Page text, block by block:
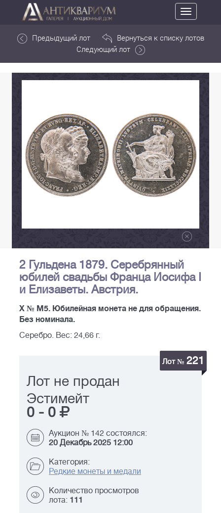
Toggle
navigation
Предыдущий лот
Вернуться к списку лотов
Следующий лот
2 Гульдена 1879. Серебрянный
юбилей свадьбы Франца Иосифа I
и Елизаветы. Австрия.
Х № М5. Юбилейная монета не для обращения.
Без номинала.
Серебро. Вес: 24,66 г.
Лот № 221
Лот не продан
Эстимейт
0 - 0
Аукцион № 142 состоялся:
20 Декабрь 2025 12:00
Категория:
Редкие монеты и медали
Количество просмотров
лота: 111